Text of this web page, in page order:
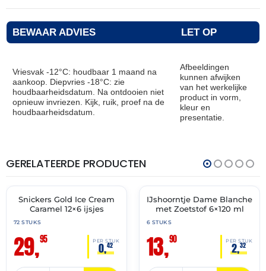
BEWAAR ADVIES LET OP
Vriesvak -12°C: houdbaar 1 maand na
aankoop. Diepvries -18°C: zie
houdbaarheidsdatum. Na ontdooien niet
opnieuw invriezen. Kijk, ruik, proef na de
houdbaarheidsdatum.
Afbeeldingen
kunnen afwijken
van het werkelijke
product in vorm,
kleur en
presentatie.
GERELATEERDE PRODUCTEN
🔥 OP=OP
THT:
31-
Snickers Gold Ice Cream
Caramel 12×6 ijsjes
72 STUKS
29,95 PER STUK
0,42
✓ VAST ASSORTIMENT
IJshoorntje Dame Blanche
met Zoetstof 6×120 ml
6 STUKS
13,90 PER STUK
2,32